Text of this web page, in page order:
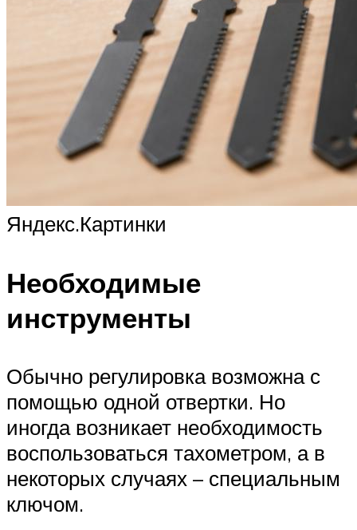
Яндекс.Картинки
Необходимые
инструменты
Обычно регулировка возможна с
помощью одной отвертки. Но
иногда возникает необходимость
воспользоваться тахометром, а в
некоторых случаях – специальным
ключом.